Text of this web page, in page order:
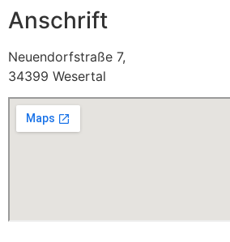
Anschrift
Neuendorfstraße 7,
34399 Wesertal